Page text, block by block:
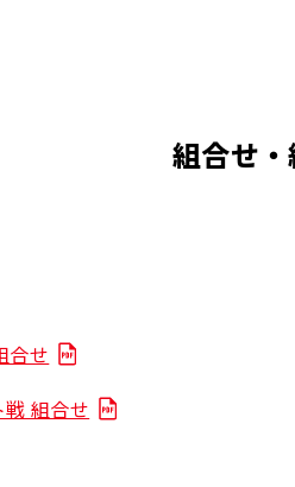
組合せ
合せ
組合せ